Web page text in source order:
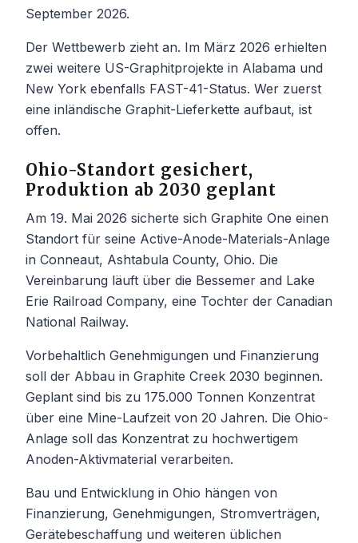
September 2026.
Der Wettbewerb zieht an. Im März 2026 erhielten
zwei weitere US-Graphitprojekte in Alabama und
New York ebenfalls FAST-41-Status. Wer zuerst
eine inländische Graphit-Lieferkette aufbaut, ist
offen.
Ohio-Standort gesichert,
Produktion ab 2030 geplant
Am 19. Mai 2026 sicherte sich Graphite One einen
Standort für seine Active-Anode-Materials-Anlage
in Conneaut, Ashtabula County, Ohio. Die
Vereinbarung läuft über die Bessemer and Lake
Erie Railroad Company, eine Tochter der Canadian
National Railway.
Vorbehaltlich Genehmigungen und Finanzierung
soll der Abbau in Graphite Creek 2030 beginnen.
Geplant sind bis zu 175.000 Tonnen Konzentrat
über eine Mine-Laufzeit von 20 Jahren. Die Ohio-
Anlage soll das Konzentrat zu hochwertigem
Anoden-Aktivmaterial verarbeiten.
Bau und Entwicklung in Ohio hängen von
Finanzierung, Genehmigungen, Stromverträgen,
Gerätebeschaffung und weiteren üblichen